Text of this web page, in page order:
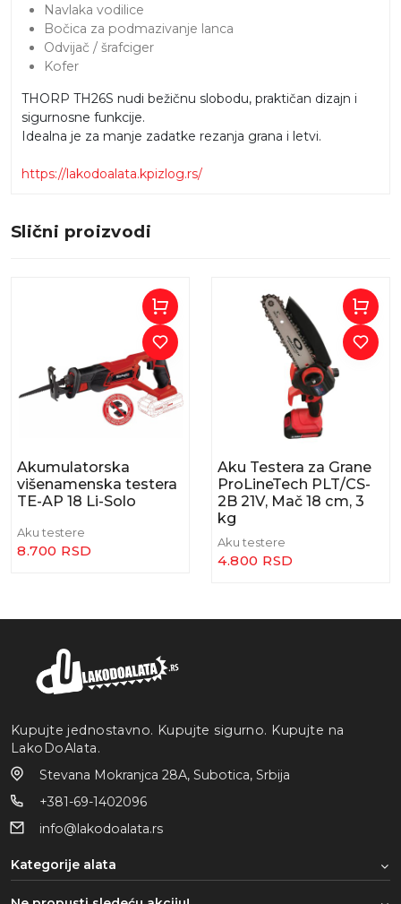
Navlaka vodilice
Bočica za podmazivanje lanca
Odvijač / šrafciger
Kofer
THORP TH26S nudi bežičnu slobodu, praktičan dizajn i
sigurnosne funkcije.
Idealna je za manje zadatke rezanja grana i letvi.
https://lakodoalata.kpizlog.rs/
Slični proizvodi
Akumulatorska
višenamenska testera
TE-AP 18 Li-Solo
Aku testere
8.700 RSD
Aku Testera za Grane
ProLineTech PLT/CS-
2B 21V, Mač 18 cm, 3
kg
Aku testere
4.800 RSD
Kupujte jednostavno. Kupujte sigurno. Kupujte na
LakoDoAlata.
Stevana Mokranjca 28A, Subotica, Srbija
+381-69-1402096
info@lakodoalata.rs
Kategorije alata